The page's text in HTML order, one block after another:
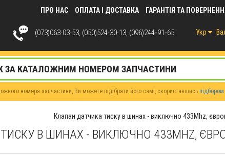
ПРО НАС ОПЛАТА І ДОСТАВКА ГАРАНТІЯ ТА
Укр
(073)063-03-53, (050)524-30-13, (096)244‑91‑65
номера запчастини, Ви можете підібрати його самі, скориставшись
Клапан датчика тиску в шинах - виключно 433Mhz,
В ШИНАХ - ВИКЛЮЧНО 433MHZ,